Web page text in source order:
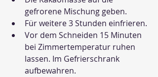
gefrorene Mischung geben.
Für weitere 3 Stunden einfrieren.
Vor dem Schneiden 15 Minuten
bei Zimmertemperatur ruhen
lassen. Im Gefrierschrank
aufbewahren.